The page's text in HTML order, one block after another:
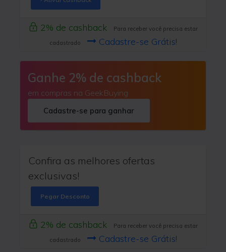
2% de cashback
Para receber você precisa estar
cadastrado
Cadastre-se Grátis!
Ganhe 2% de cashback
em compras na GeekBuying
Cadastre-se para ganhar
Confira as melhores ofertas
exclusivas!
Pegar Desconto
2% de cashback
Para receber você precisa estar
cadastrado
Cadastre-se Grátis!